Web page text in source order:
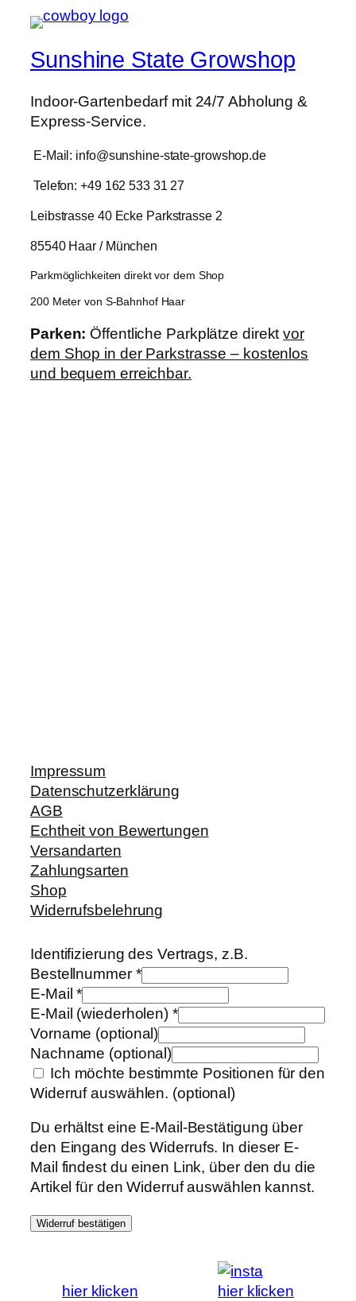
Sunshine State Growshop
Indoor-Gartenbedarf mit 24/7 Abholung &
Express-Service.
E-Mail: info@sunshine-state-growshop.de
Telefon: +49 162 533 31 27
Leibstrasse 40 Ecke Parkstrasse 2
85540 Haar / München
Parkmöglichkeiten direkt vor dem Shop
200 Meter von S-Bahnhof Haar
Parken: Öffentliche Parkplätze direktvor
dem Shop in der Parkstrasse – kostenlos
und bequem erreichbar.
Impressum
Datenschutzerklärung
AGB
Echtheit von Bewertungen
Versandarten
Zahlungsarten
Shop
Widerrufsbelehrung
Identifizierung des Vertrags, z.B.
Bestellnummer *
E-Mail*
E-Mail (wiederholen) *
Vorname (optional)
Nachname (optional)
Ich möchte bestimmte Positionen für den
Widerruf auswählen. (optional)
Du erhältst eine E-Mail-Bestätigung über
den Eingang des Widerrufs. In dieser E-
Mail findest du einen Link, über den du die
Artikel für den Widerruf auswählen kannst.
Widerruf bestätigen
hier klicken hier klicken